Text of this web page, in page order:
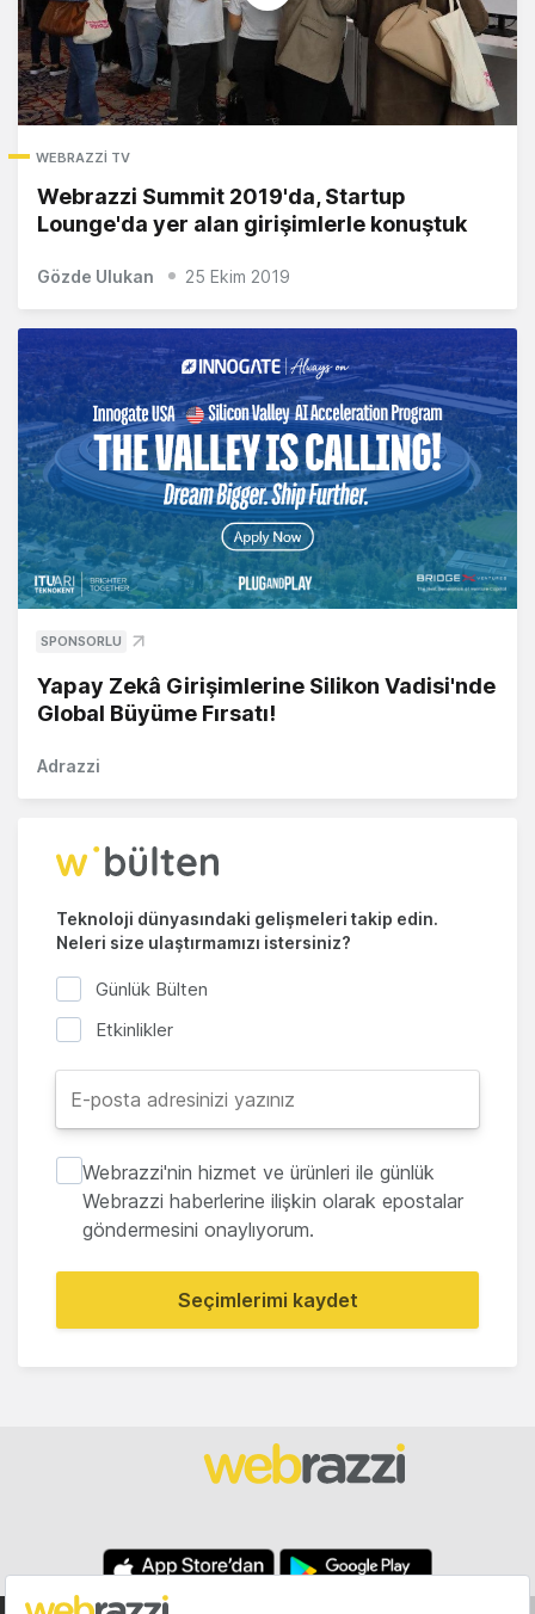
WEBRAZZI TV
Webrazzi Summit 2019'da, Startup
Lounge'da yer alan girişimlerle konuştuk
Gözde Ulukan 25 Ekim 2019
SPONSORLU
Yapay Zekâ Girişimlerine Silikon Vadisi'nde
Global Büyüme Fırsatı!
Adrazzi
Teknoloji dünyasındaki gelişmeleri takip edin.
Neleri size ulaştırmamızı istersiniz?
Günlük Bülten
Etkinlikler
Webrazzi'nin hizmet ve ürünleri ile günlük
Webrazzi haberlerine ilişkin olarak epostalar
göndermesini onaylıyorum.
Seçimlerimi kaydet